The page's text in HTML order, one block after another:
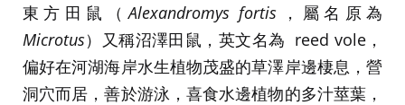
東方田鼠（Alexandromys fortis ，屬名原為
Microtus）又稱沼澤田鼠，英文名為 reed vole，
偏好在河湖海岸水生植物茂盛的草澤岸邊棲息，營
洞穴而居，善於游泳，喜食水邊植物的多汁莖葉，